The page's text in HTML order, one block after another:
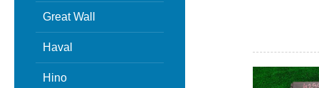
Great Wall
Haval
Hino